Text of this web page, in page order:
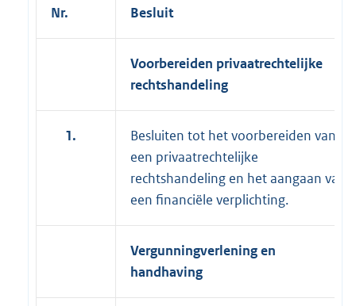
Nr. Besluit
Voorbereiden privaatrechtelijke
rechtshandeling
1.
Besluiten tot het voorbereiden van
een privaatrechtelijke
rechtshandeling en het aangaan van
een financiële verplichting.
Vergunningverlening en
handhaving